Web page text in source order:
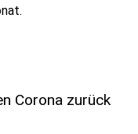
Corona zurück